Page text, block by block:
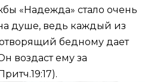
«Надежда» стало очень
душе, ведь каждый из
бедному дает
воздаст ему за
).